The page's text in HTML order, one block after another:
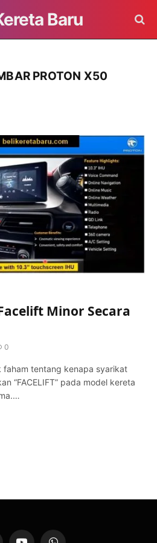
Baru
PROTON X50
Minor Secara
0
faham tentang kenapa syarikat
“FACELIFT” pada model kereta